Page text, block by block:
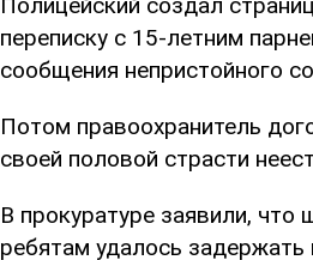
переписку с 15-летним
сообщения непристойного
Потом правоохранитель
своей половой страсти
В прокуратуре заявили, что
ребятам удалось